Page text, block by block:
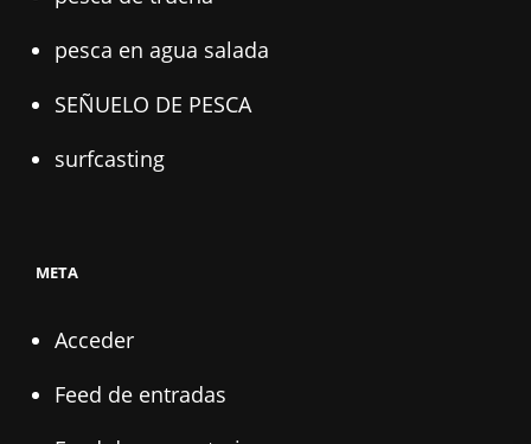
pesca en agua salada
SEÑUELO DE PESCA
surfcasting
META
Acceder
Feed de entradas